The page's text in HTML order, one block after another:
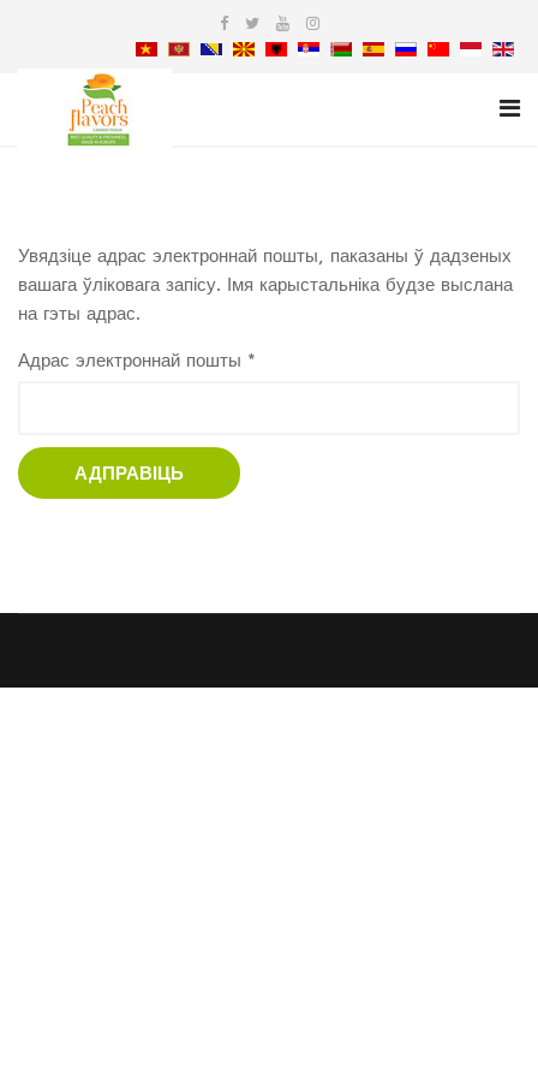
Увядзіце адрас электроннай пошты, паказаны ў дадзеных
вашага ўліковага запісу. Імя карыстальніка будзе выслана
на гэты адрас.
Адрас электроннай пошты *
АДПРАВІЦЬ